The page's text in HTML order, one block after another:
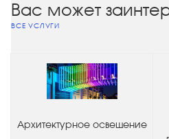
Вас может
ВСЕ УСЛУГИ
Архитектурное освещение